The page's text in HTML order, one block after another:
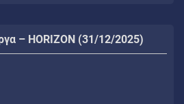
– HORIZON (31/12/2025)